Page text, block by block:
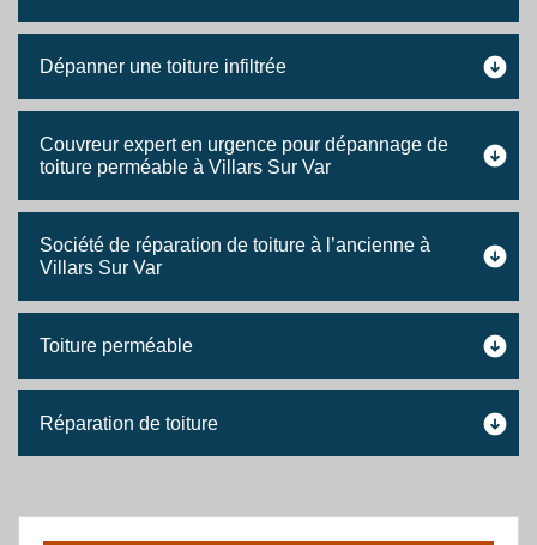
Dépanner une toiture infiltrée
Couvreur expert en urgence pour dépannage de
toiture perméable à Villars Sur Var
Société de réparation de toiture à l’ancienne à
Villars Sur Var
Toiture perméable
Réparation de toiture